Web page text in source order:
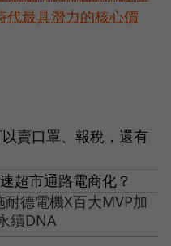
代最具潛力的核心價
賣口罩、報稅，還有
超市通路電商化？
德電機X百大MVP加
續DNA